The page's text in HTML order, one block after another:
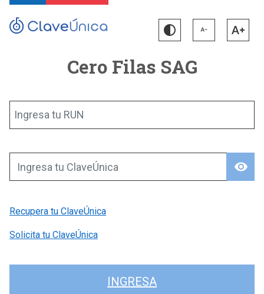
Cero Filas SAG
Ingresa tu RUN
visibility
Ingresa tu ClaveÚnica
Recupera tu ClaveÚnica
Solicita tu ClaveÚnica
INGRESA